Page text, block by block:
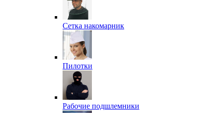
Сетка накомарник
Пилотки
Рабочие подшлемники